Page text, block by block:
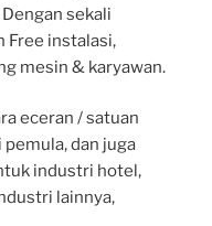
sekali
Free instalasi,
mesin & karyawan.
eceran / satuan
dan juga
industri hotel,
lainnya,